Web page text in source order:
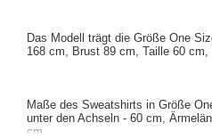
Das Modell trägt die Größe One
168 cm, Brust 89 cm, Taille 60 cm,
Maße des Sweatshirts in Größe
unter den Achseln - 60 cm,
cm.